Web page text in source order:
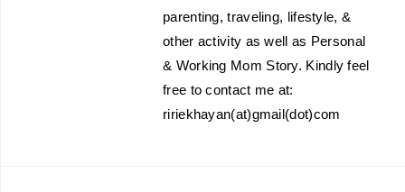
parenting, traveling, lifestyle, &
other activity as well as Personal
& Working Mom Story. Kindly feel
free to contact me at:
ririekhayan(at)gmail(dot)com